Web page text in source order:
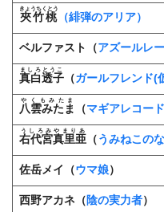
夾竹桃
きょうちくとう
（緋弾のアリア）
ベルファスト（アズールレ
真白透子
ましろとうこ
（ガールフレンド(
八雲みたま
やくもみたま
（マギアレコード
右代宮真里亜
うしろみやまりあ
（ うみねこの
佐岳メイ（ウマ娘）
西野アカネ（ 陰の実力者）